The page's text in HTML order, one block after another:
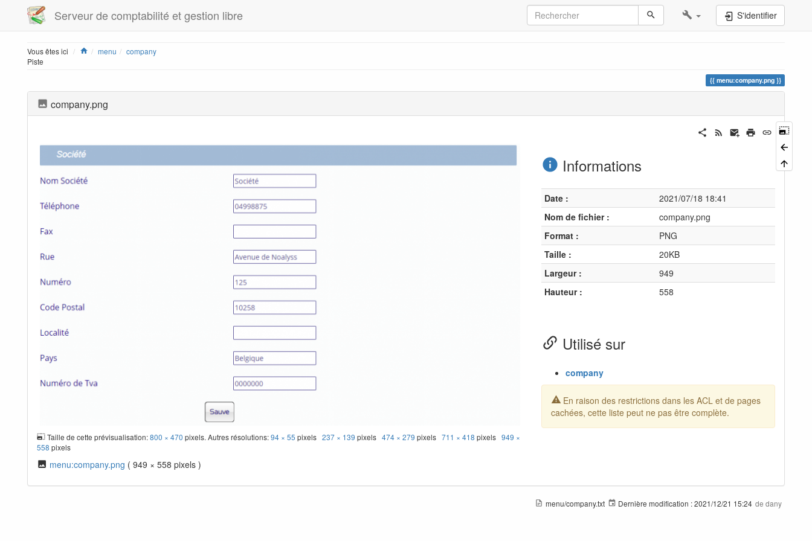
Serveur de comptabilité et gestion libre S'identifier
Vous êtes ici Home
menu
company
Piste
menu:company.png
company.png
Taille de cette prévisualisation:800 × 470 pixels. Autres résolutions:94 × 55 pixels237 × 139 pixels474 × 279 pixels711 × 418 pixels949 ×
558 pixels
menu:company.png ( 949 × 558 pixels )
Informations
Date :
2021/07/18 18:41
Nom de fichier :
company.png
Format :
PNG
Taille :
20KB
Largeur :
949
Hauteur :
558
Utilisé sur
company
En raison des restrictions dans les ACL et de pages
cachées, cette liste peut ne pas être complète.
menu/company.txt Dernière modification :2021/12/21 15:24 de dany